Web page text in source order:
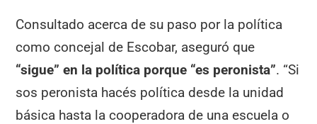
Consultado acerca de su paso por la política
como concejal de Escobar, aseguró que
“sigue” en la política porque “es peronista”. “Si
sos peronista hacés política desde la unidad
básica hasta la cooperadora de una escuela o